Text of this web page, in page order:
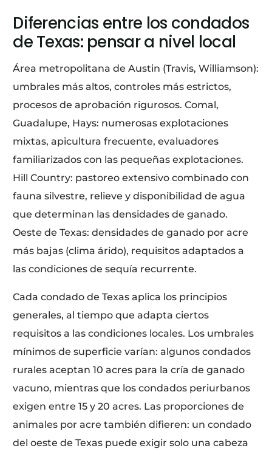
Diferencias entre los condados
de Texas: pensar a nivel local
Área metropolitana de Austin (Travis, Williamson):
umbrales más altos, controles más estrictos,
procesos de aprobación rigurosos. Comal,
Guadalupe, Hays: numerosas explotaciones
mixtas, apicultura frecuente, evaluadores
familiarizados con las pequeñas explotaciones.
Hill Country: pastoreo extensivo combinado con
fauna silvestre, relieve y disponibilidad de agua
que determinan las densidades de ganado.
Oeste de Texas: densidades de ganado por acre
más bajas (clima árido), requisitos adaptados a
las condiciones de sequía recurrente.
Cada condado de Texas aplica los principios
generales, al tiempo que adapta ciertos
requisitos a las condiciones locales. Los umbrales
mínimos de superficie varían: algunos condados
rurales aceptan 10 acres para la cría de ganado
vacuno, mientras que los condados periurbanos
exigen entre 15 y 20 acres. Las proporciones de
animales por acre también difieren: un condado
del oeste de Texas puede exigir solo una cabeza